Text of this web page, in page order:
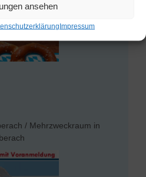
ansehen
Impressum
/ Mehrzweckraum in